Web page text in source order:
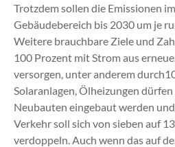
Trotzdem sollen die Emissionen
Gebäudebereich bis 2030 um je
Weitere brauchbare Ziele und
100 Prozent mit Strom aus
versorgen, unter anderem
Solaranlagen, Ölheizungen
Neubauten eingebaut werden
Verkehr soll sich von sieben auf
verdoppeln. Auch wenn das auf